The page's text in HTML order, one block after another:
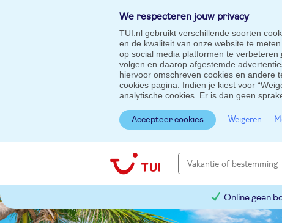
We respecteren jouw privacy
TUI.nl gebruikt verschillende soorten
en de kwaliteit van onze website te
op social media platformen te verbeteren
volgen en daarop afgestemde
hiervoor omschreven cookies en andere
cookies pagina . Indien je kiest voor
analytische cookies. Er is dan geen
Accepteer cookies Weigeren
Online geen